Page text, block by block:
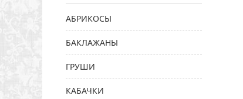
АБРИКОСЫ
БАКЛАЖАНЫ
ГРУШИ
КАБАЧКИ